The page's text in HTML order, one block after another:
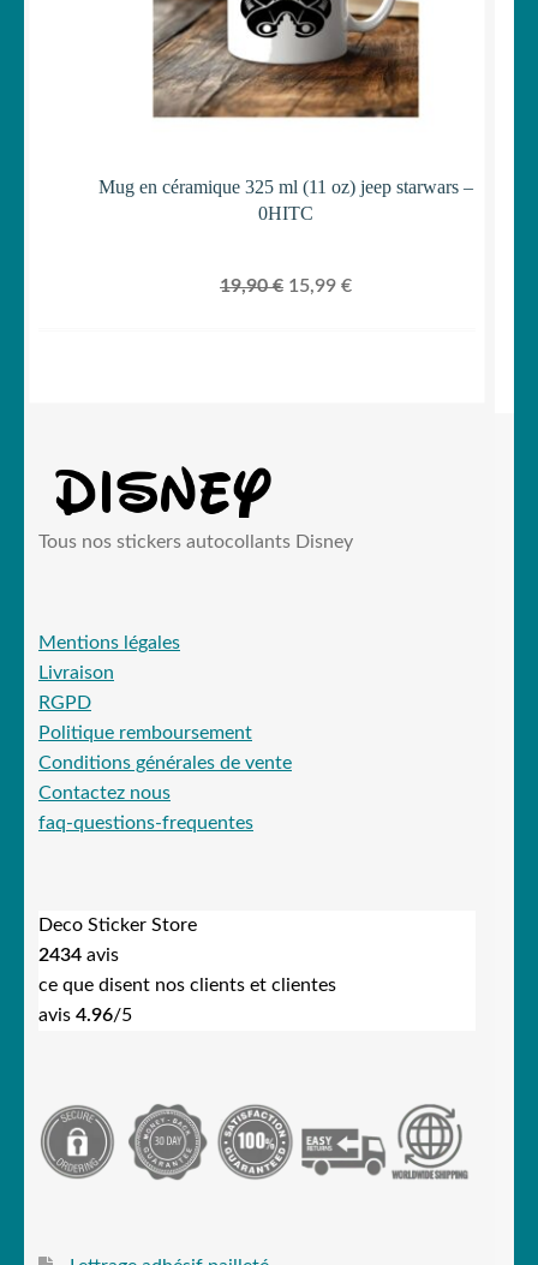
Mug en céramique 325 ml (11 oz) jeep starwars –
0HITC
19,90€ Le
15,99 €Le
Tous nos stickers autocollants Disney
Mentions légales
Livraison
RGPD
Politique remboursement
Conditions générales de vente
Contactez nous
faq-questions-frequentes
Deco Sticker Store
2434 avis
ce que disent nos clients et clientes
avis 4.96/5